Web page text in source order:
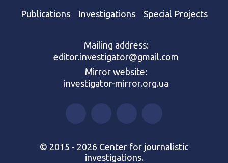
Publications Investigations Special Projects
Mailing address:
editor.investigator@gmail.com
Mirror website:
investigator-mirror.org.ua
© 2015 - 2026 Center for journalistic
investigations.